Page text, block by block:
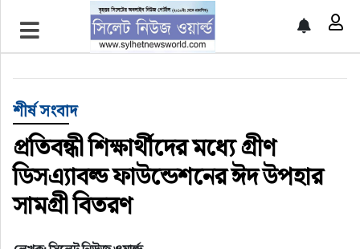
প্রচ্ছদ
সিলেট সংবাদ
জাতীয়
শীর্ষ সংবাদ
প্রতিবন্ধী শিক্ষার্থীদের মধ্যে গ্রীণ
ডিসএ্যাবল্ড ফাউন্ডেশনের ঈদ উপহার
সামগ্রী বিতরণ